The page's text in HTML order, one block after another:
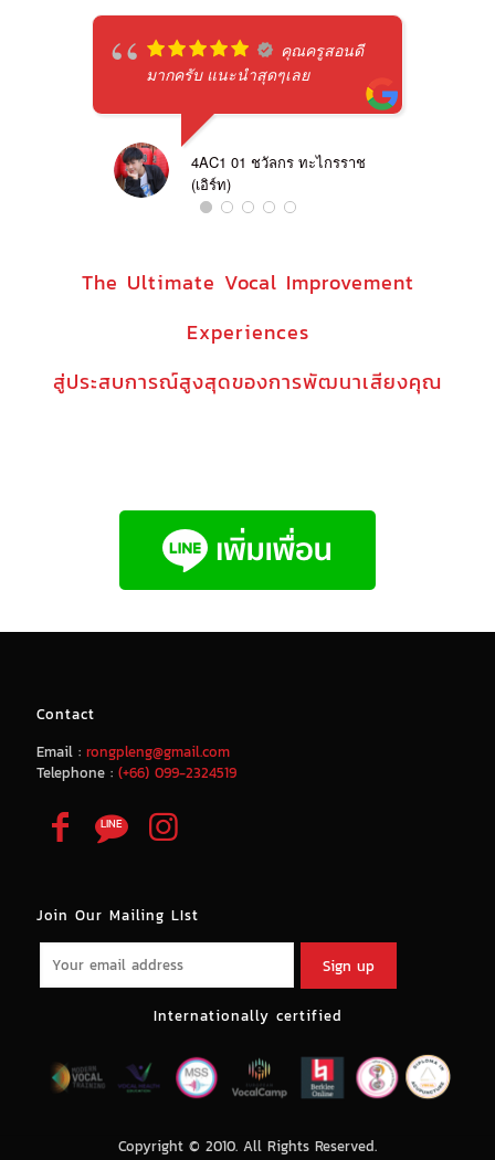
คุณครูสอนดี
มากครับ แนะนำสุดๆเลย
4AC1 01 ชวัลกร ทะไกรราช
(เอิร์ท)
The Ultimate Vocal Improvement
Experiences
สู่ประสบการณ์สูงสุดของการพัฒนาเสียงคุณ
Contact
Email : rongpleng@gmail.com
Telephone : (+66) 099-2324519
Join Our Mailing LIst
Internationally certified
Copyright © 2010. All Rights Reserved.